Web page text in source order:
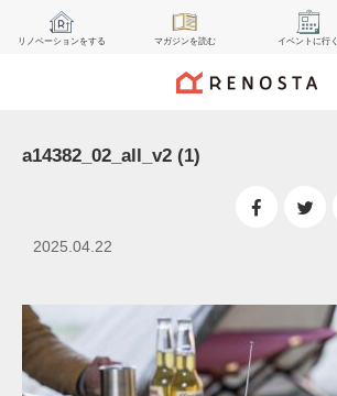
リノベーションをする マガジンを読む イベント に行く
a14382_02_all_v2 (1)
2025.04.22